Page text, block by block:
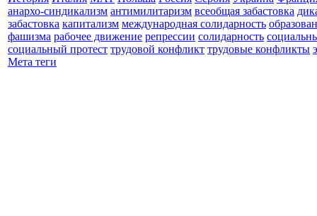
анархо-синдикализм антимилитаризм всеобщая забастовка
забастовка капитализм международная солидарность
фашизма рабочее движение репрессии солидарность
социальный протест трудовой конфликт трудовые конфликты
Мета теги